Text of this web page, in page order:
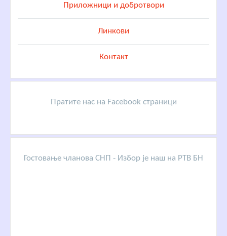
Приложници и добротвори
Линкови
Контакт
Пратите нас на Facebook страници
Гостовање чланова СНП - Избор је наш на РТВ БН